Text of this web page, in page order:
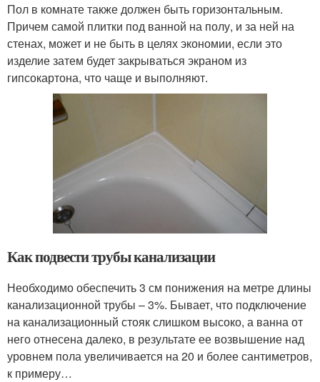
Пол в комнате также должен быть горизонтальным.
Причем самой плитки под ванной на полу, и за ней на
стенах, может и не быть в целях экономии, если это
изделие затем будет закрываться экраном из
гипсокартона, что чаще и выполняют.
Как подвести трубы канализации
Необходимо обеспечить 3 см понижения на метре длины
канализационной трубы – 3%. Бывает, что подключение
на канализационный стояк слишком высоко, а ванна от
него отнесена далеко, в результате ее возвышение над
уровнем пола увеличивается на 20 и более сантиметров,
к примеру…